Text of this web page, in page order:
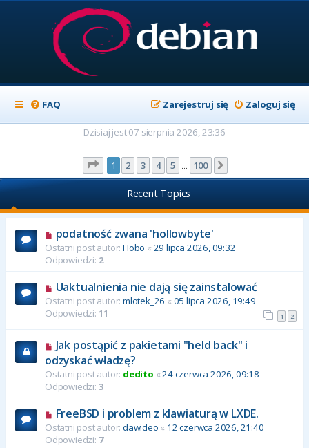
FAQ Zaloguj się
Zarejestruj się
Dzisiaj jest 07 sierpnia 2026, 23:36
Strona z100
1 2 3 4 5 100
Recent Topics
podatność zwana 'hollowbyte'
Ostatni post autor: Hobo « 29 lipca 2026, 09:32
Odpowiedzi: 2
Uaktualnienia nie dają się zainstalować
Ostatni post autor: mlotek_26 « 05 lipca 2026, 19:49
Odpowiedzi: 11 1 2
Jak postąpić z pakietami "held back" i
odzyskać władzę?
Ostatni post autor: dedito «24 czerwca 2026, 09:18
Odpowiedzi: 3
FreeBSD i problem z klawiaturą w LXDE.
Ostatni post autor: dawideo « 12 czerwca 2026, 21:40
Odpowiedzi: 7